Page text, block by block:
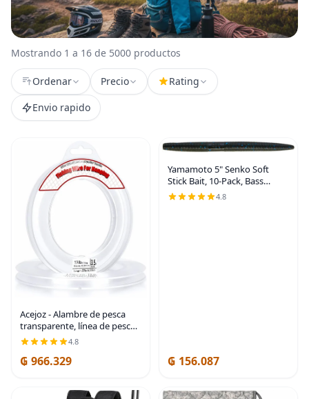
Mostrando 1 a 16 de 5000 productos
Ordenar Precio
Rating
Envio rapido
Acejoz - Alambre de pesca
transparente, línea de pesca
de 656 pies, alambre
transparente invisible para
colgar, cuerda de nailon
4.8
₲ 966.329
Yamamoto 5" Senko Soft
Stick Bait, 10-Pack, Bass
Fishing Soft Plastic Lure,
Multiple Colors
4.8
₲ 156.087